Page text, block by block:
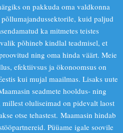
on pakkuda oma valdkonna
kuid paljud
ka mitmetes teistes
põhineb kindlal teadmisel, et
ning oma hinda väärt. Meie
efektiivsus ja ökonoomsus on
kui mujal maailmas. Lisaks uute
seadmete hooldus- ning
oluliseimad on pidevalt laost
otse tehastest. Maamasin hindab
Püüame igale soovile